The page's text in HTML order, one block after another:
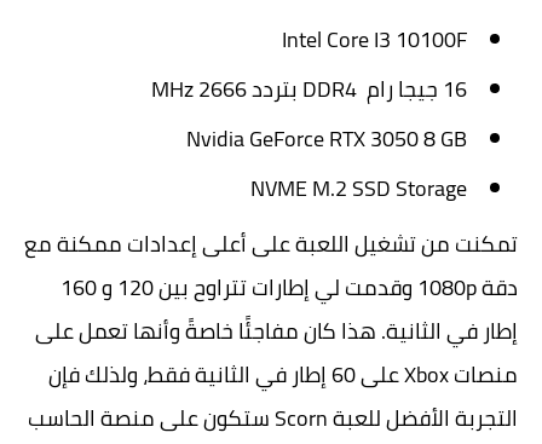
Intel Core I3 10100F
16 جيجا رام DDR4 بتردد 2666 MHz
Nvidia GeForce RTX 3050 8 GB
NVME M.2 SSD Storage
تمكنت من تشغيل اللعبة على أعلى إعدادات ممكنة مع
دقة 1080p وقدمت لي إطارات تتراوح بين 120 و 160
إطار في الثانية. هذا كان مفاجئًا خاصةً وأنها تعمل على
منصات Xbox على 60 إطار في الثانية فقط، ولذلك فإن
التجربة الأفضل للعبة Scorn ستكون على منصة الحاسب